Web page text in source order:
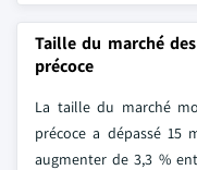
Taille du marché
précoce
La taille du marché
précoce a dépassé 15
augmenter de 3,3 %